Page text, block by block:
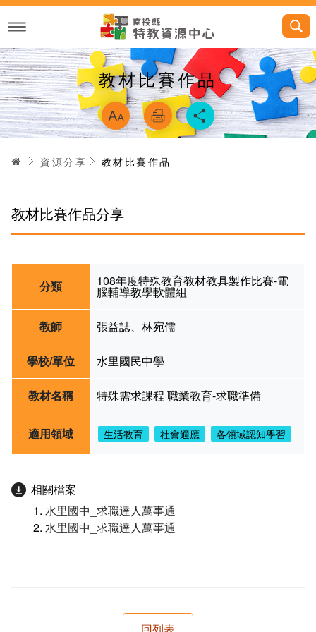
跳
主
內
容
教材比賽作品 略過字型切換
首頁資源分享 教材比賽作品
教材比賽作品分享
分類 108年度特殊教育教材教具製作比賽-電
腦輔導教學軟體組
教師 張益誌、林宛儒
學校/單位 水里國民中學
教材名稱 特殊需求課程 職業教育-求職準備
適用領域 生活教育 社會適應 各領域認知學習
相關檔案
水里國中_求職達人萬事通
水里國中_求職達人萬事通